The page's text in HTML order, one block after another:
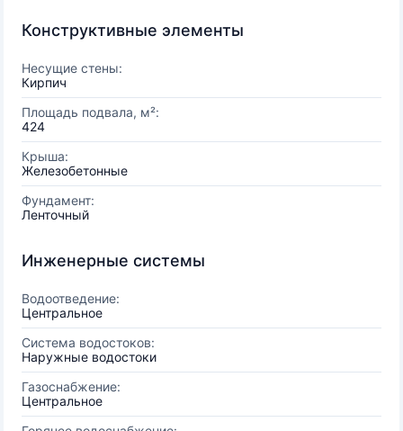
Конструктивные элементы
Несущие стены:
Кирпич
Площадь подвала, м²:
424
Крыша:
Железобетонные
Фундамент:
Ленточный
Инженерные системы
Водоотведение:
Центральное
Система водостоков:
Наружные водостоки
Газоснабжение:
Центральное